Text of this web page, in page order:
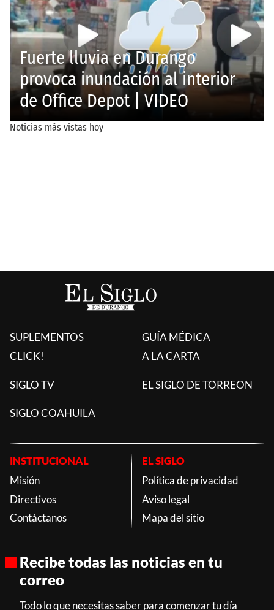
SUPLEMENTOS
CLICK!
GUÍA MÉDICA
A LA CARTA
SIGLO TV EL SIGLO DE TORREON
SIGLO COAHUILA
INSTITUCIONAL
Misión
Directivos
Contáctanos
EL SIGLO
Política de privacidad
Aviso legal
Mapa del sitio
Recibe todas las noticias en tu
correo
Todo lo que necesitas saber para comenzar tu día